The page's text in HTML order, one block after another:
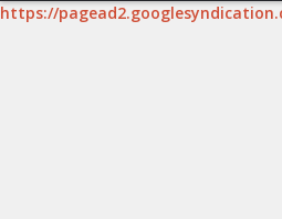
https://